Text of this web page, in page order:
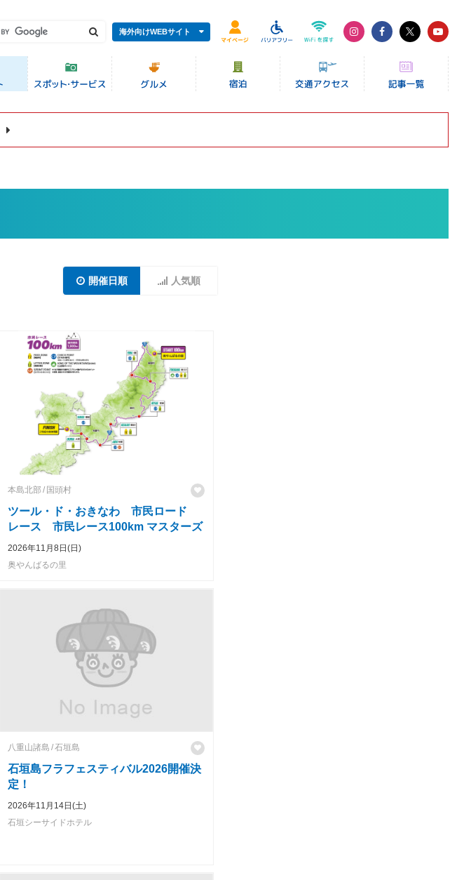
海外向けWEBサイト
開催日順 人気順
本島北部 国頭村
ツール・ド・おきなわ 市民ロード
レース 市民レース100km マスターズ
2026年11月8日(日)
奥やんばるの里
八重山諸島 石垣島
石垣島フラフェスティバル2026開催決
定！
2026年11月14日(土)
石垣シーサイドホテル